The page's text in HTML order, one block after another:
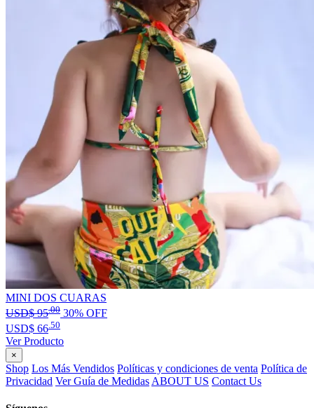
MINI DOS CUARAS
USD$95.00 30% OFF
USD$ 66 .50
Ver Producto
×
Shop Los Más Vendidos Políticas y condiciones de venta Política de
Privacidad Ver Guía de Medidas ABOUT US Contact Us